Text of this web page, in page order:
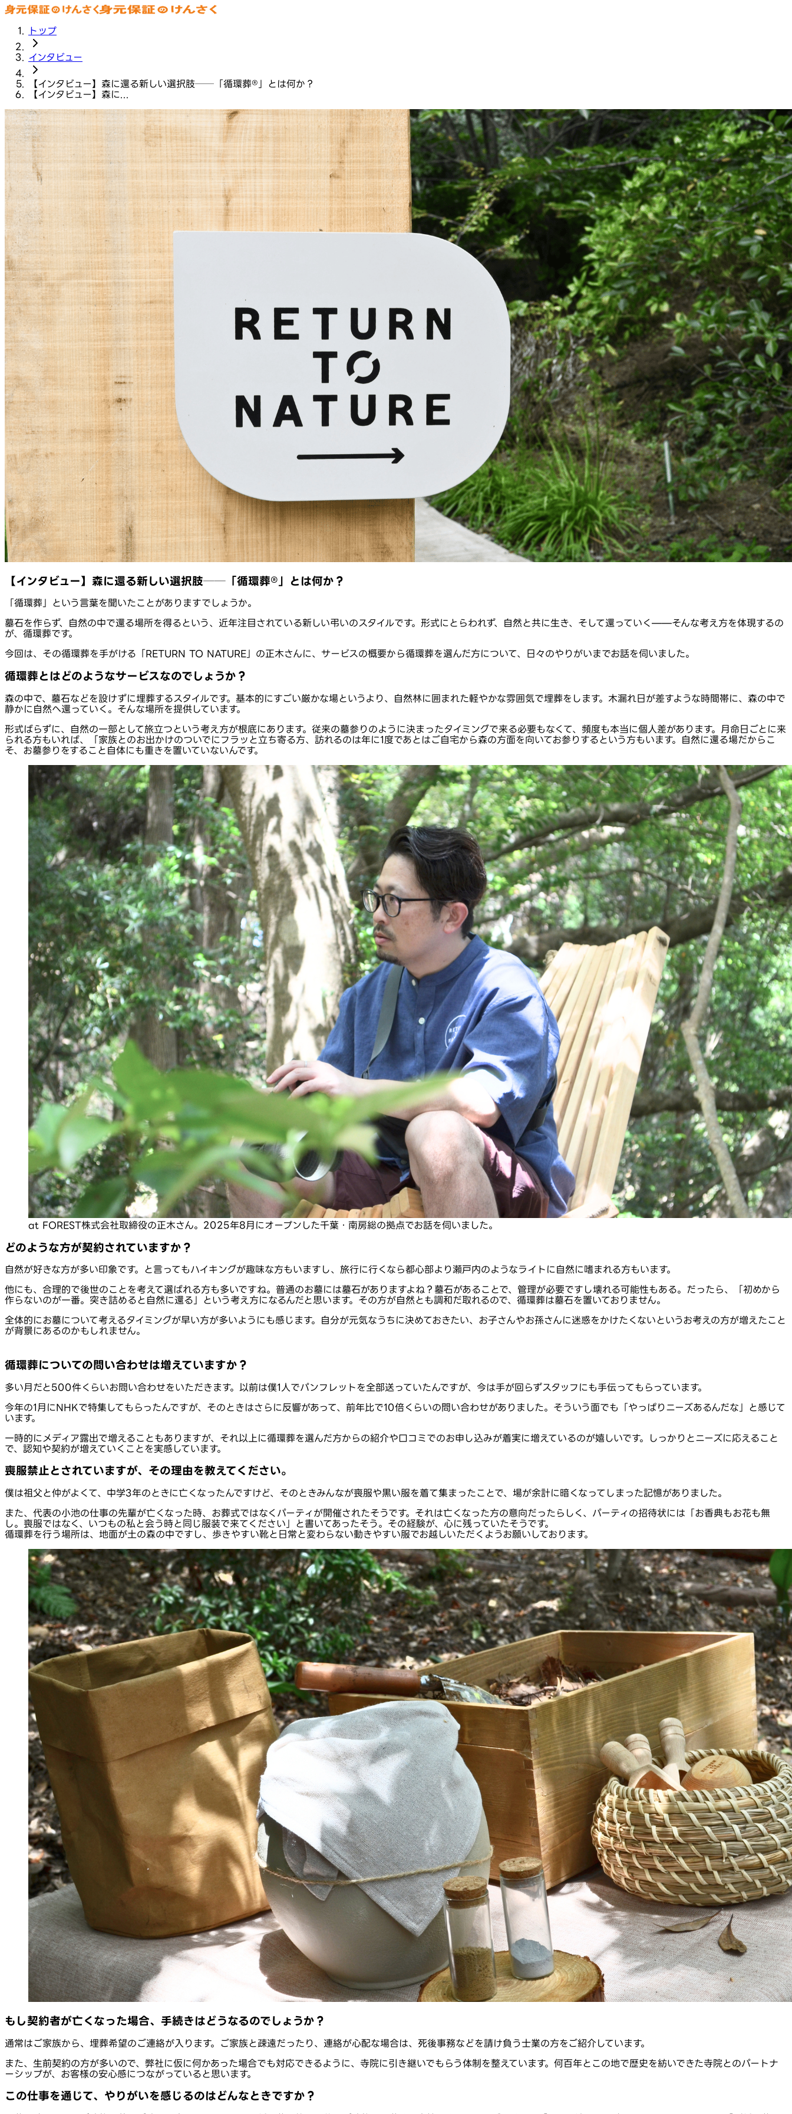
トップ
インタビュー
【インタビュー】森に還る新しい選択肢──「循環葬®︎」とは何か？
【インタビュー】森に...
【インタビュー】森に還る新しい選択肢──「循環葬®︎」とは何か？
「循環葬」という言葉を聞いたことがありますでしょうか。
墓石を作らず、自然の中で還る場所を得るという、近年注目されている新しい弔いのスタイルです。形式にとらわれず、自然と共に生き、そして還っていく——そんな考え方を体現するの
が、循環葬です。
今回は、その循環葬を手がける「RETURN TO NATURE」の正木さんに、サービスの概要から循環葬を選んだ方について、日々のやりがいまでお話を伺いました。
循環葬とはどのようなサービスなのでしょうか？
森の中で、墓石などを設けずに埋葬するスタイルです。基本的にすごい厳かな場というより、自然林に囲まれた軽やかな雰囲気で埋葬をします。木漏れ日が差すような時間帯に、森の中で
静かに自然へ還っていく。そんな場所を提供しています。
形式ばらずに、自然の一部として旅立つという考え方が根底にあります。従来の墓参りのように決まったタイミングで来る必要もなくて、頻度も本当に個人差があります。月命日ごとに来
られる方もいれば、「家族とのお出かけのついでにフラッと立ち寄る方、訪れるのは年に1度であとはご自宅から森の方面を向いてお参りするという方もいます。自然に還る場だからこ
そ、お墓参りをすること自体にも重きを置いていないんです。
at FOREST株式会社取締役の正木さん。2025年8月にオープンした千葉・南房総の拠点でお話を伺いました。
どのような方が契約されていますか？
自然が好きな方が多い印象です。と言ってもハイキングが趣味な方もいますし、旅行に行くなら都心部より瀬戸内のようなライトに自然に嗜まれる方もいます。
他にも、合理的で後世のことを考えて選ばれる方も多いですね。普通のお墓には墓石がありますよね？墓石があることで、管理が必要ですし壊れる可能性もある。だったら、「初めから
作らないのが一番。突き詰めると自然に還る」という考え方になるんだと思います。その方が自然とも調和だ取れるので、循環葬は墓石を置いておりません。
全体的にお墓について考えるタイミングが早い方が多いようにも感じます。自分が元気なうちに決めておきたい、お子さんやお孫さんに迷惑をかけたくないというお考えの方が増えたこと
が背景にあるのかもしれません。
循環葬についての問い合わせは増えていますか？
多い月だと500件くらいお問い合わせをいただきます。以前は僕1人でパンフレットを全部送っていたんですが、今は手が回らずスタッフにも手伝ってもらっています。
今年の1月にNHKで特集してもらったんですが、そのときはさらに反響があって、前年比で10倍くらいの問い合わせがありました。そういう面でも「やっぱりニーズあるんだな」と感じて
います。
一時的にメディア露出で増えることもありますが、それ以上に循環葬を選んだ方からの紹介や口コミでのお申し込みが着実に増えているのが嬉しいです。しっかりとニーズに応えること
で、認知や契約が増えていくことを実感しています。
喪服禁止とされていますが、その理由を教えてください。
僕は祖父と仲がよくて、中学3年のときに亡くなったんですけど、そのときみんなが喪服や黒い服を着て集まったことで、場が余計に暗くなってしまった記憶がありました。
また、代表の小池の仕事の先輩が亡くなった時、お葬式ではなくパーティが開催されたそうです。それは亡くなった方の意向だったらしく、パーティの招待状には「お香典もお花も無
し。喪服ではなく、いつもの私と会う時と同じ服装で来てください」と書いてあったそう。その経験が、心に残っていたそうです。
循環葬を行う場所は、地面が土の森の中ですし、歩きやすい靴と日常と変わらない動きやすい服でお越しいただくようお願いしております。
もし契約者が亡くなった場合、手続きはどうなるのでしょうか？
通常はご家族から、埋葬希望のご連絡が入ります。ご家族と疎遠だったり、連絡が心配な場合は、死後事務などを請け負う士業の方をご紹介しています。
また、生前契約の方が多いので、弊社に仮に何かあった場合でも対応できるように、寺院に引き継いでもらう体制を整えています。何百年とこの地で歴史を紡いできた寺院とのパートナ
ーシップが、お客様の安心感につながっていると思います。
この仕事を通じて、やりがいを感じるのはどんなときですか？